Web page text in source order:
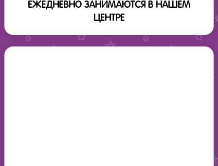
ЕЖЕДНЕВНО ЗАНИМАЮТСЯ В НАШЕМ
ЦЕНТРЕ